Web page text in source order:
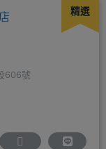
精選
606號